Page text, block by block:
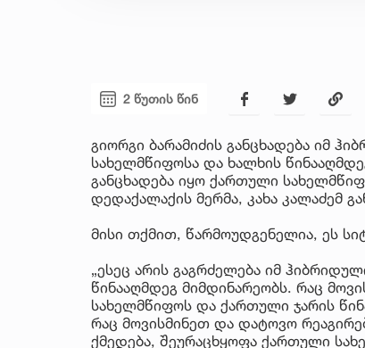
2 წუთის წინ
გიორგი ბარამიძის განცხადება იმ
სახელმწიფოსა და ხალხის
განცხადება იყო ქართული
დედაქალაქის მერმა, კახა კალაძემ
მისი თქმით, წარმოუდგენელია, ეს
„ესეც არის გაგრძელება იმ
წინააღმდეგ მიმდინარეობს. რაც
სახელმწიფოს და ქართული ჯარის
რაც მოვისმინეთ და დატოვო
ქმედება, შეურაცხყოფა ქართული